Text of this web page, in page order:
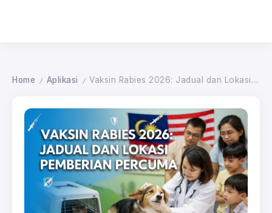
Home / Aplikasi / Vaksin Rabies 2026: Jadual dan Lokasi Pemberian Percuma